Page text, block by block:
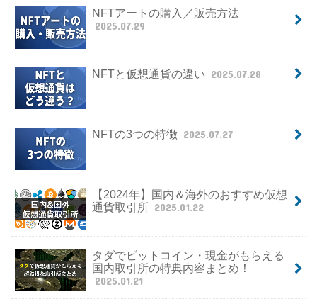
NFTアートの購入／販売方法
2025.07.29
NFTと仮想通貨の違い 2025.07.28
NFTの3つの特徴 2025.07.27
【2024年】国内＆海外のおすすめ仮想
通貨取引所 2025.01.22
タダでビットコイン・現金がもらえる
国内取引所の特典内容まとめ！
2025.01.21